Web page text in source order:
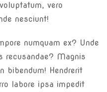
vero
nesciunt!
numquam ex? Unde
recusandae? Magnis
bibendum! Hendrerit
labore ipsa impedit